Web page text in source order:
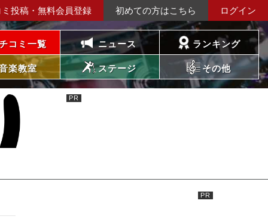
ミ投稿・無料会員登録 初めての方はこちら ログイン
コミ一覧 ニュース ランキング
楽教室 ステージ その他